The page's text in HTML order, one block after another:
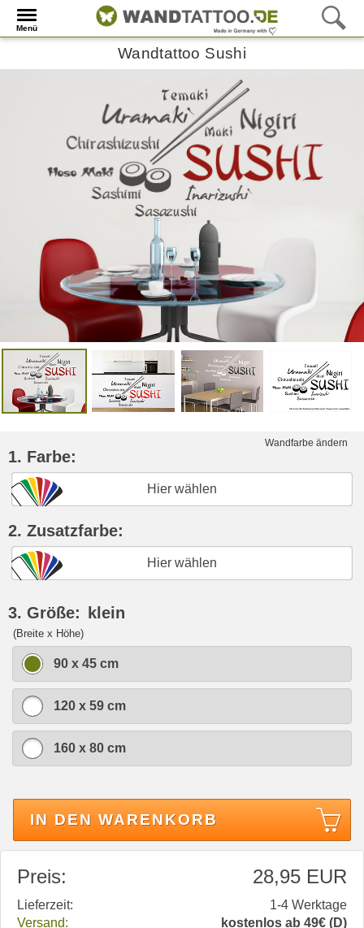
Menü
Wandtattoo Sushi
Wandfarbe ändern
1. Farbe:
Hier wählen
2. Zusatzfarbe:
Hier wählen
3. Größe: klein
(Breite x Höhe)
90 x 45 cm
120 x 59 cm
160 x 80 cm
IN DEN WARENKORB
Preis: 28,95 EUR
Lieferzeit:
1-4 Werktage
Versand:
kostenlos ab 49€ (D)